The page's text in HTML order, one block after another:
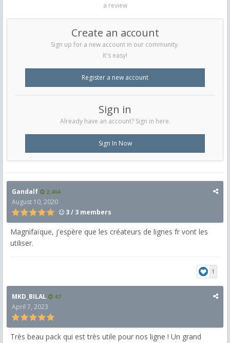
a review
Create an account
Sign up for a new account in our community.
It's easy!
Register a new account
Sign in
Already have an account? Sign in here.
Sign In Now
Gandalf 2,464
August 10, 2020
3 / 3 members
Magnifaïque, j'espère que les créateurs de lignes fr vont les
utiliser.
1
MKD_BILAL 47
April 7, 2023
Très beau pack qui est très utile pour nos ligne ! Un grand